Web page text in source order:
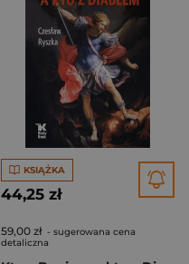
KSIĄŻKA
44,25 zł
59,00 zł - sugerowana cena
detaliczna